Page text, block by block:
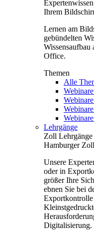
Ihrem
Lernen am
gebündelten
Wissensaufbau
Office.
Themen
Alle
Lehrgänge
Zoll
Hamburger
Unsere
oder in
größer Ihre
ebnen Sie bei
Exportkontrolle
Digitalisierung.